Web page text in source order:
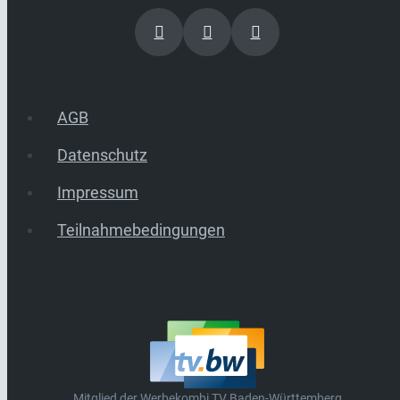
AGB
Datenschutz
Impressum
Teilnahmebedingungen